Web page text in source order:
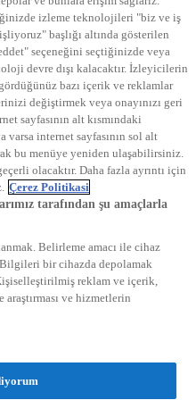
izleme teknolojileri "biz ve iş
başlığı altında gösterilen
seçeneğini seçtiğinizde veya
devre dışı kalacaktır. İzleyicilerin
gördüğünüz bazı içerik ve reklamlar
değiştirmek veya onayınızı geri
sayfasının alt kısmındaki
varsa internet sayfasının sol alt
bu menüye yeniden ulaşabilirsiniz.
olacaktır. Daha fazla ayrıntı için
Çerez Politikasi
tarafından şu amaçlarla
Belirleme amacı ile cihaz
bir cihazda depolamak
reklam ve içerik,
ve hizmetlerin